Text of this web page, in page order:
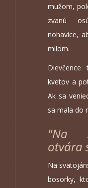
mužom,
zvanú
nohavice,
milom.
kvetov a
Ak sa
sa mala do
"Na
otvára
Na
bosorky,